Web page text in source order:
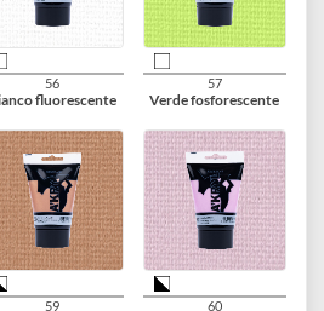
50
Arancio fluorescente
51
Rosso fluorescente